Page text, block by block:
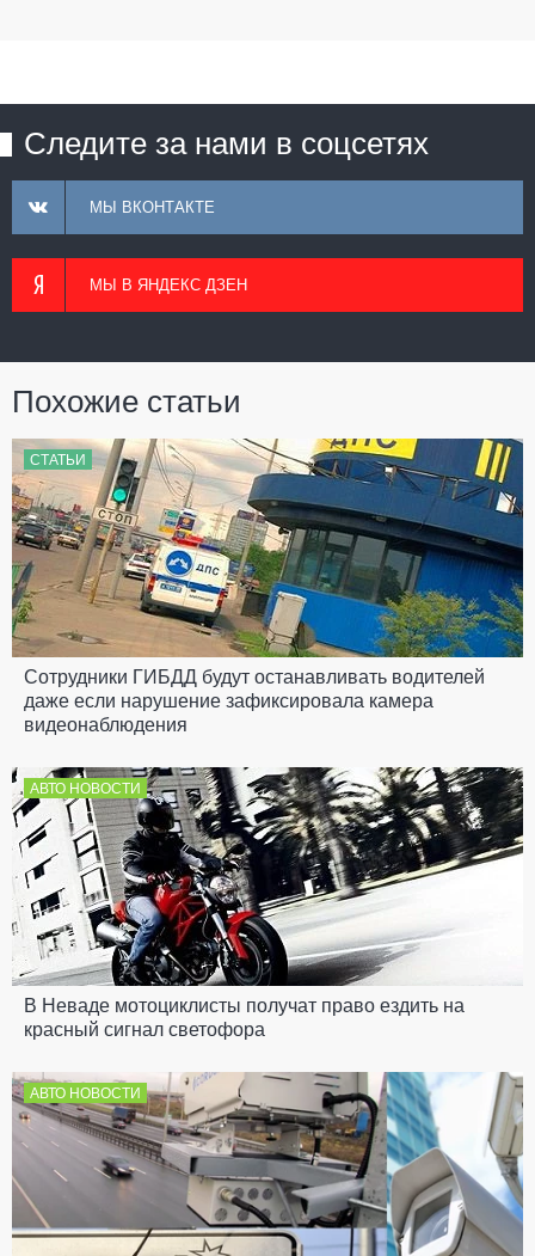
Следите за нами в соцсетях
МЫ ВКОНТАКТЕ
МЫ В ЯНДЕКС ДЗЕН
Похожие статьи
СТАТЬИ
Сотрудники ГИБДД будут останавливать водителей
даже если нарушение зафиксировала камера
видеонаблюдения
АВТО НОВОСТИ
В Неваде мотоциклисты получат право ездить на
красный сигнал светофора
АВТО НОВОСТИ